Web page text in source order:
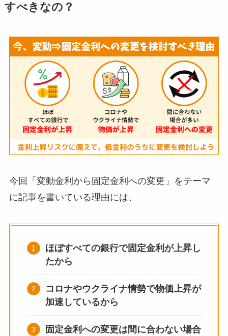
すべきなの？
今回「変動金利から固定金利への変更」をテーマ
に記事を書いている理由には、
ほぼすべての銀行で固定金利が上昇し
たから
コロナやウクライナ情勢で物価上昇が
加速しているから
固定金利への変更は間に合わない場合